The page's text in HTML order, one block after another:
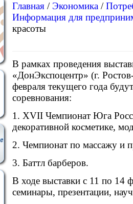
Главная / Экономика /
Информация для
красоты
В рамках проведения
«ДонЭкспоцентр» (г.
февраля текущего года
соревнования:
1. XVII Чемпионат Юга
декоративной косметике,
2. Чемпионат по массажу и
3. Баттл барберов.
В ходе выставки с 11 по 14
семинары, презентации,